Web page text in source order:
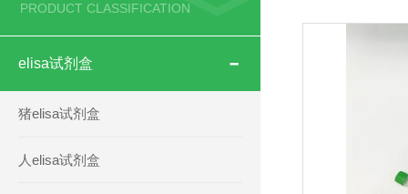
PRODUCT CLASSIFICATION
elisa试剂盒
猪elisa试剂盒
人elisa试剂盒